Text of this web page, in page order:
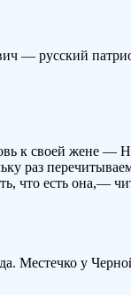
— русский
к своей жене —
раз
что есть она,—
Местечко у